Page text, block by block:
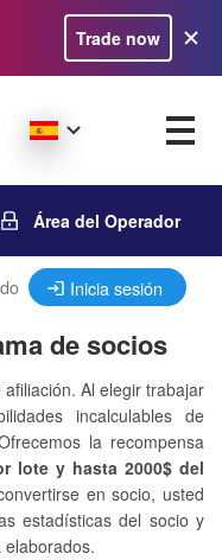
Trade now
Área del Operador
Inicia sesión
de socios
Al elegir trabajar
incalculables de
la recompensa
lote y hasta 2000$ del
en socio, usted
estadísticas del socio y
elaborados.